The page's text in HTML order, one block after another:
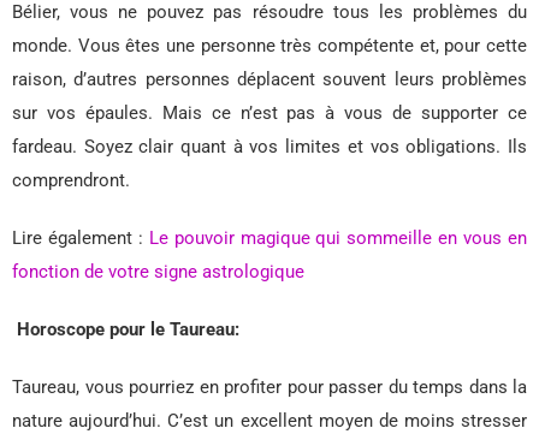
Bélier, vous ne pouvez pas résoudre tous les problèmes du
monde. Vous êtes une personne très compétente et, pour cette
raison, d’autres personnes déplacent souvent leurs problèmes
sur vos épaules. Mais ce n’est pas à vous de supporter ce
fardeau. Soyez clair quant à vos limites et vos obligations. Ils
comprendront.
Lire également : Le pouvoir magique qui sommeille en vous en
fonction de votre signe astrologique
Horoscope pour le Taureau:
Taureau, vous pourriez en profiter pour passer du temps dans la
nature aujourd’hui. C’est un excellent moyen de moins stresser